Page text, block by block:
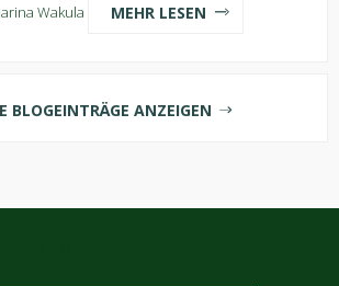
Wakula MEHR LESEN
BLOGEINTRÄGE ANZEIGEN